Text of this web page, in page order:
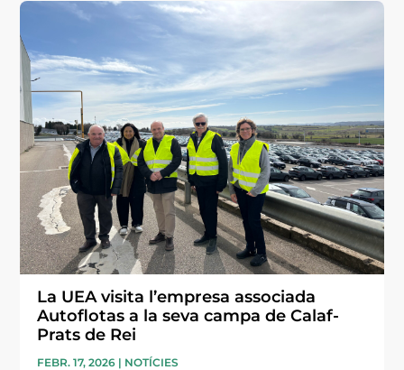
La UEA visita l’empresa associada
Autoflotas a la seva campa de Calaf-
Prats de Rei
FEBR. 17, 2026 | NOTÍCIES